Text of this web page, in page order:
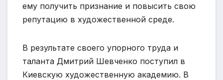
ему получить признание и повысить свою
репутацию в художественной среде.
В результате своего упорного труда и
таланта Дмитрий Шевченко поступил в
Киевскую художественную академию. В